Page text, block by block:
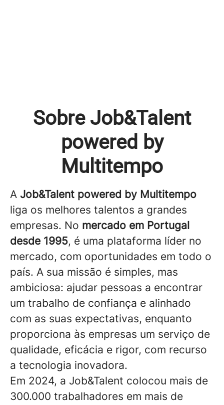
Sobre Job&Talent
powered by
Multitempo
A Job&Talent powered by Multitempo
liga os melhores talentos a grandes
empresas. No mercado em Portugal
desde 1995, é uma plataforma líder no
mercado, com oportunidades em todo o
país. A sua missão é simples, mas
ambiciosa: ajudar pessoas a encontrar
um trabalho de confiança e alinhado
com as suas expectativas, enquanto
proporciona às empresas um serviço de
qualidade, eficácia e rigor, com recurso
a tecnologia inovadora.
Em 2024, a Job&Talent colocou mais de
300.000 trabalhadores em mais de